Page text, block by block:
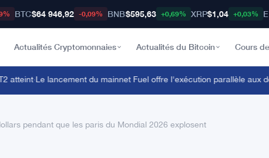
BTC$64 946,92 -0,09% BNB$595,63 +0,69% XRP$1,04 +0,03%
Actualités Cryptomonnaies Actualités du Bitcoin Cours
·Le lancement du mainnet Fuel offre l'exécution parallèle aux
pendant que les paris du Mondial 2026 explosent